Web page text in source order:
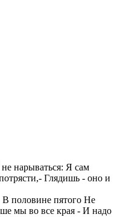
нарываться: Я сам
Глядишь - оно и
В половине пятого Не
мы во все края - И надо